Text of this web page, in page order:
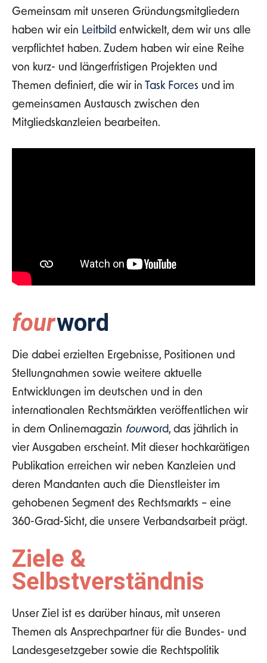
Gemeinsam mit unseren Gründungsmitgliedern
haben wir ein Leitbild entwickelt, dem wir uns alle
verpflichtet haben. Zudem haben wir eine Reihe
von kurz- und längerfristigen Projekten und
Themen definiert, die wir in Task Forces und im
gemeinsamen Austausch zwischen den
Mitgliedskanzleien bearbeiten.
fourword
Die dabei erzielten Ergebnisse, Positionen und
Stellungnahmen sowie weitere aktuelle
Entwicklungen im deutschen und in den
internationalen Rechtsmärkten veröffentlichen wir
in dem Onlinemagazin fourword, das jährlich in
vier Ausgaben erscheint. Mit dieser hochkarätigen
Publikation erreichen wir neben Kanzleien und
deren Mandanten auch die Dienstleister im
gehobenen Segment des Rechtsmarkts – eine
360-Grad-Sicht, die unsere Verbandsarbeit prägt.
Ziele &
Selbstverständnis
Unser Ziel ist es darüber hinaus, mit unseren
Themen als Ansprechpartner für die Bundes- und
Landesgesetzgeber sowie die Rechtspolitik